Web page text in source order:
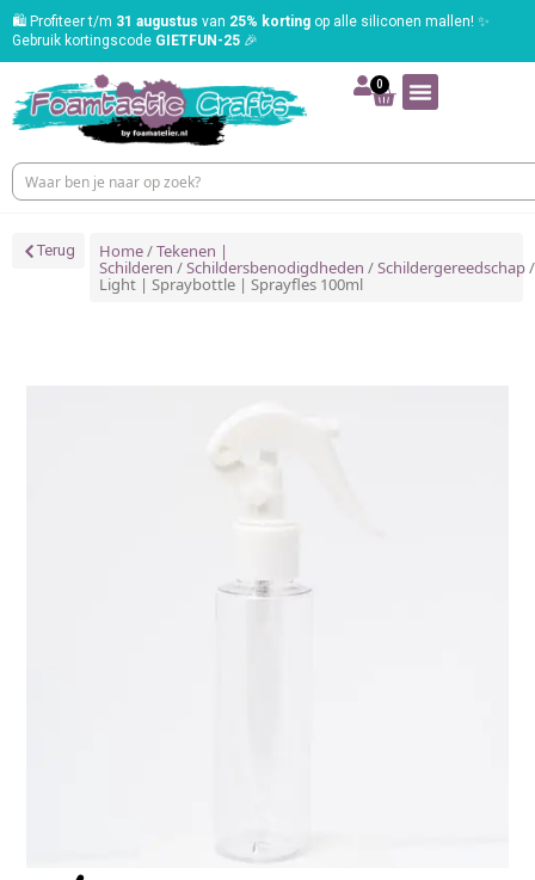
🛍️ Profiteer t/m 31 augustus van 25% korting op alle siliconen mallen! ✨
Gebruik kortingscode GIETFUN-25 🎉
0
Terug Home/Tekenen |
Schilderen /Schildersbenodigdheden /Schildergereedschap
Light | Spraybottle | Sprayfles 100ml